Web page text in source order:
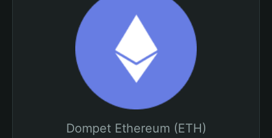
Dompet Ethereum (ETH)